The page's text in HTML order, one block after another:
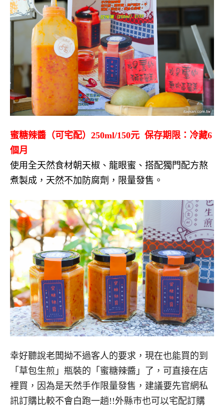
蜜糖辣醬（可宅配） 250ml/150元 保存期限：冷藏6
個月
使用全天然食材朝天椒、龍眼蜜、搭配獨門配方熬
煮製成，天然不加防腐劑，限量發售。
幸好聽說老闆拗不過客人的要求，現在也能買的到
「草包生煎」瓶裝的「蜜糖辣醬」了，可直接在店
裡買，因為是天然手作限量發售，建議要先官網私
訊訂購比較不會白跑一趟!!外縣市也可以宅配訂購